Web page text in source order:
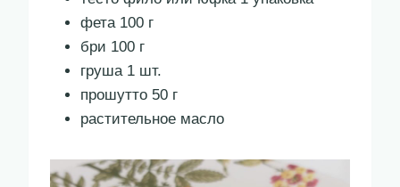
фета 100 г
бри 100 г
груша 1 шт.
прошутто 50 г
растительное масло